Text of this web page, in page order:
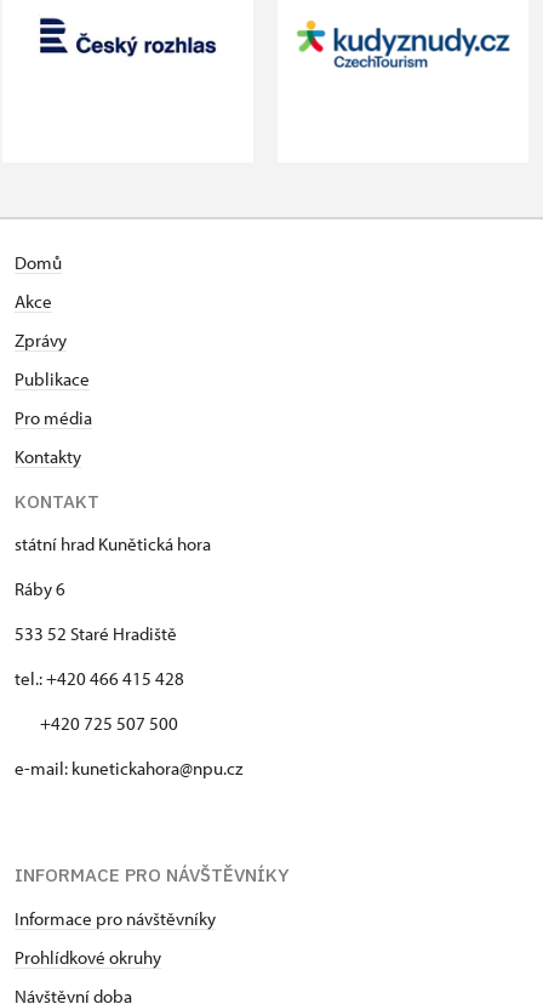
Domů
Akce
Zprávy
Publikace
Pro média
Kontakty
KONTAKT
státní hrad Kunětická hora
Ráby 6
533 52 Staré Hradiště
tel.: +420 466 415 428
+420 725 507 500
e-mail: kunetickahora@npu.cz
INFORMACE PRO NÁVŠTĚVNÍKY
Informace pro návštěvníky
Prohlídkové okruhy
Návštěvní doba